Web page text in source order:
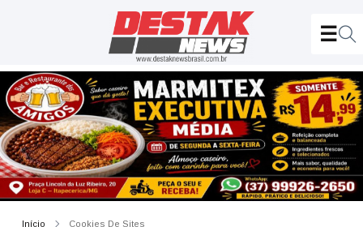
Início Cookies De Sites